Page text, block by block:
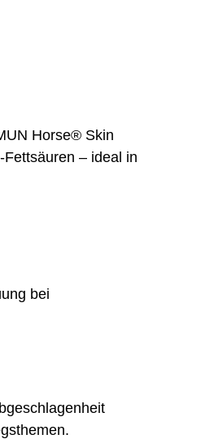
Horse® Skin
– ideal in
bei